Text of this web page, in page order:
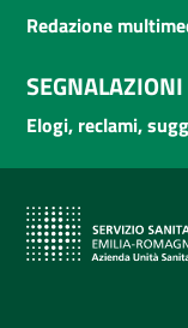
Redazione
SEGNALAZIONI
Elogi, reclami,